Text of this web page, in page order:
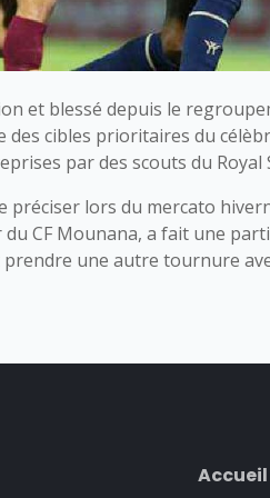
et blessé depuis le
des cibles prioritaires du
par des scouts du Royal
préciser lors du mercato
CF Mounana, a fait une
une autre tournure
Accueil